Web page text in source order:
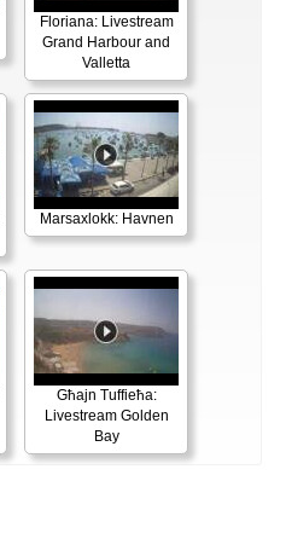
Floriana: Livestream
Grand Harbour and
Valletta
Marsaxlokk: Havnen
Għajn Tuffieħa:
Livestream Golden
Bay